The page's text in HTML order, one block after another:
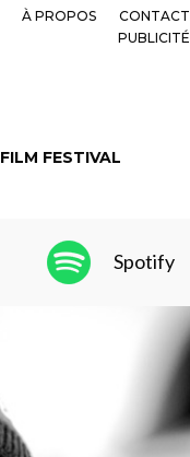
À PROPOS
CONTACT
PUBLICITÉ
FILM FESTIVAL
Spotify